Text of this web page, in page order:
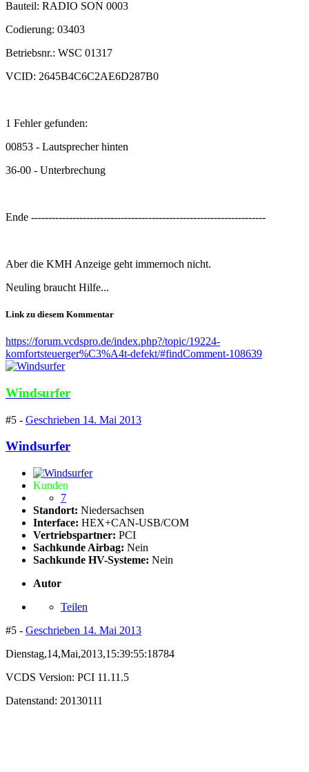
Bauteil: RADIO SON 0003
Codierung: 03403
Betriebsnr.: WSC 01317
VCID: 2645B4C6C2AE6D287B0
1 Fehler gefunden:
00853 - Lautsprecher hinten
36-00 - Unterbrechung
Ende --------------------------------------------------------------------
Aber die KMH Anzeige geht immernoch nicht.
Neuling braucht Hilfe...
Link zu diesem Kommentar
https://forum.vcdspro.de/index.php?/topic/19224-
komfortsteuerger%C3%A4t-defekt/#findComment-108639
Windsurfer
#5 - Geschrieben 14. Mai 2013
Windsurfer
Kunden
7
Standort: Niedersachsen
Interface: HEX+CAN-USB/COM
Vertriebspartner: PCI
Sachkunde Airbag: Nein
Sachkunde HV-Systeme: Nein
Autor
Teilen
#5 - Geschrieben 14. Mai 2013
Dienstag,14,Mai,2013,15:39:55:18784
VCDS Version: PCI 11.11.5
Datenstand: 20130111